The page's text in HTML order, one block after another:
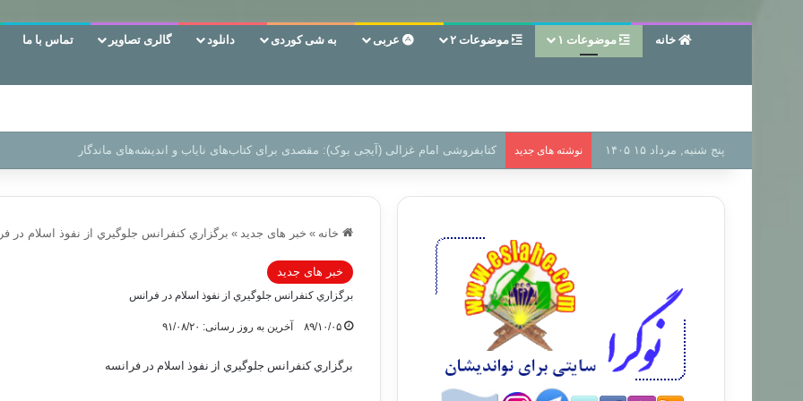
خانه موضوعات ۱ موضوعات ۲ عربی به شی کوردی دانلود گالری تصاویر تماس با ما
پنج شنبه, مرداد ۱۵ ۱۴۰۵ نوشته های جدید سر دفتر فساد در زمین‌، دوری وکناره‌گیری از راه خداست‌!
خانه » خبر های جدید » برگزاري کنفرانس جلوگيري از نفوذ اسلام در
خبر های جدید
برگزاري کنفرانس جلوگيري از نفوذ اسلام در فرانس
۸۹/۱۰/۰۵ آخرین به روز رسانی: ۹۱/۰۸/۲۰
برگزاري کنفرانس جلوگيري از نفوذ اسلام در فرانسه